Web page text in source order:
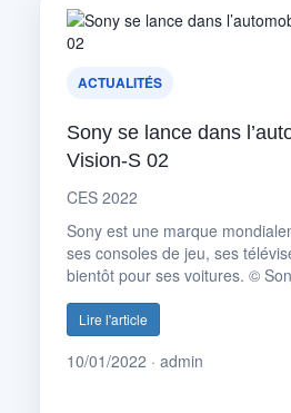
ACTUALITÉS
Sony se lance dans
Vision-S 02
CES 2022
Sony est une marque
ses consoles de jeu, ses
bientôt pour ses voitures. ©
Lire l'article
10/01/2022 · admin